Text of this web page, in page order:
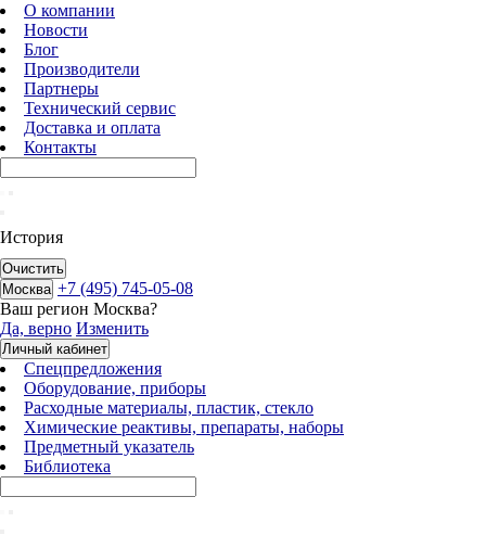
О компании
Новости
Блог
Производители
Партнеры
Технический сервис
Доставка и оплата
Контакты
История
Очистить
Москва +7 (495) 745-05-08
Ваш регион Москва?
Да, верно Изменить
Личный кабинет
Спецпредложения
Оборудование, приборы
Расходные материалы, пластик, стекло
Химические реактивы, препараты, наборы
Предметный указатель
Библиотека